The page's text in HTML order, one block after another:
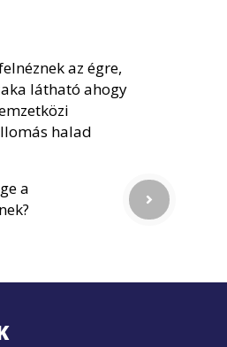
az égre,
látható ahogy
halad
a